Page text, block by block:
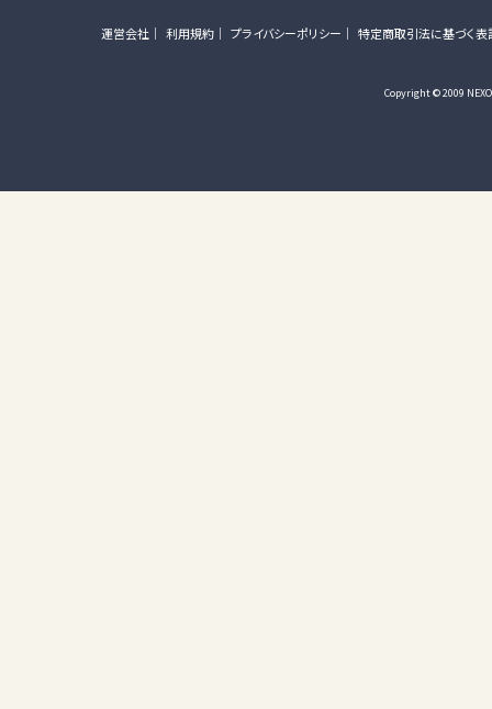
運営会社 利用規約 プライバシーポリシー 特定商取引法に基づく表
Copyright © 2009